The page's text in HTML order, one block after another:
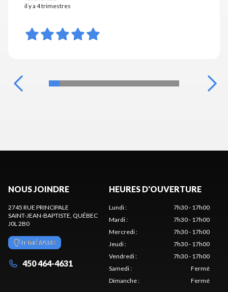
il y a 4 trimestres
NOUS JOINDRE
2745 RUE PRINCIPALE
SAINT-JEAN-BAPTISTE , QUÉBEC
J0L 2B0
ITINÉRAIRE
450 464-4631
HEURES D'OUVERTURE
Lundi:
7h30 - 17h00
Mardi:
7h30 - 17h00
Mercredi:
7h30 - 17h00
Jeudi:
7h30 - 17h00
Vendredi:
7h30 - 17h00
Samedi:
Fermé
Dimanche: Fermé